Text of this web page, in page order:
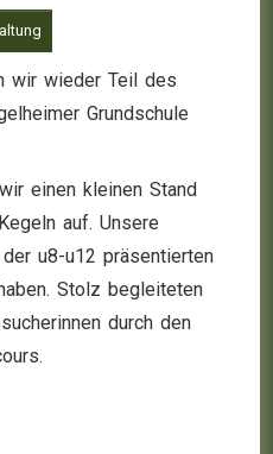
wir wieder Teil des
Grundschule
einen kleinen Stand
auf. Unsere
u8-u12 präsentierten
Stolz begleiteten
durch den